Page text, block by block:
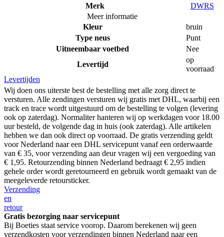
Merk
DWRS
Meer informatie
Kleur
bruin
Type neus
Punt
Uitneembaar voetbed
Nee
Levertijd
op
voorraad
Levertijden
Wij doen ons uiterste best de bestelling met alle zorg direct te
versturen. Alle zendingen versturen wij gratis met DHL, waarbij een
track en trace wordt uitgestuurd om de bestelling te volgen (levering
ook op zaterdag). Normaliter hanteren wij op werkdagen voor 18.00
uur besteld, de volgende dag in huis (ook zaterdag). Alle artikelen
hebben we dan ook direct op voorraad. De gratis verzending geldt
voor Nederland naar een DHL servicepunt vanaf een orderwaarde
van € 35, voor verzending aan deur vragen wij een vergoeding van
€ 1,95. Retourzending binnen Nederland bedraagt € 2,95 indien
gehele order wordt geretourneerd en gebruik wordt gemaakt van de
meegeleverde retoursticker.
Verzending
en
retour
Gratis bezorging naar servicepunt
Bij Boeties staat service voorop. Daarom berekenen wij geen
verzendkosten voor verzendingen binnen Nederland naar een